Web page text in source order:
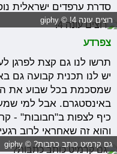
סדרת ערפדים ישראלית
רוצים עונה 4! © giphy
צפרדע
תרשו לנו גם קצת לפרגן
יש לנו תכנית קבועה גם
שמסכמת בכל שבוע את
באינסטגרם. אבל למי
כיף לצפות ב"חבובות" -
והוא זה שאחראי לרוב
גם קרמיט כותב כתבות? © giphy